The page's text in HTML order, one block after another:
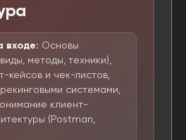
входе: Основы
методы, техники),
кейсов и чек-листов,
системами,
клиент-
(Postman,